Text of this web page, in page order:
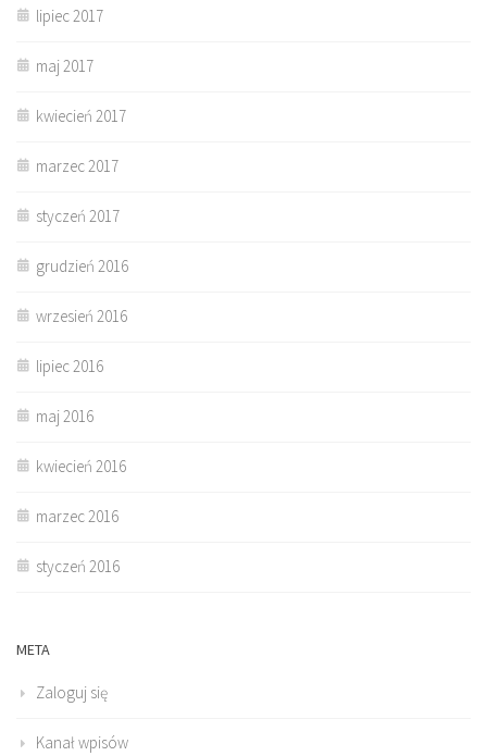
lipiec 2017
maj 2017
kwiecień 2017
marzec 2017
styczeń 2017
grudzień 2016
wrzesień 2016
lipiec 2016
maj 2016
kwiecień 2016
marzec 2016
styczeń 2016
META
Zaloguj się
Kanał wpisów